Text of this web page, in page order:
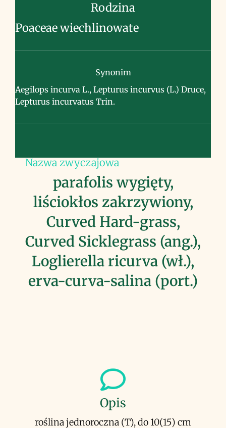
Rodzina
Poaceae wiechlinowate
Synonim
Aegilops incurva L., Lepturus incurvus (L.) Druce,
Lepturus incurvatus Trin.
Nazwa zwyczajowa
parafolis wygięty,
liściokłos zakrzywiony,
Curved Hard-grass,
Curved Sicklegrass (ang.),
Loglierella ricurva (wł.),
erva-curva-salina (port.)
Opis
roślina jednoroczna (T), do 10(15) cm